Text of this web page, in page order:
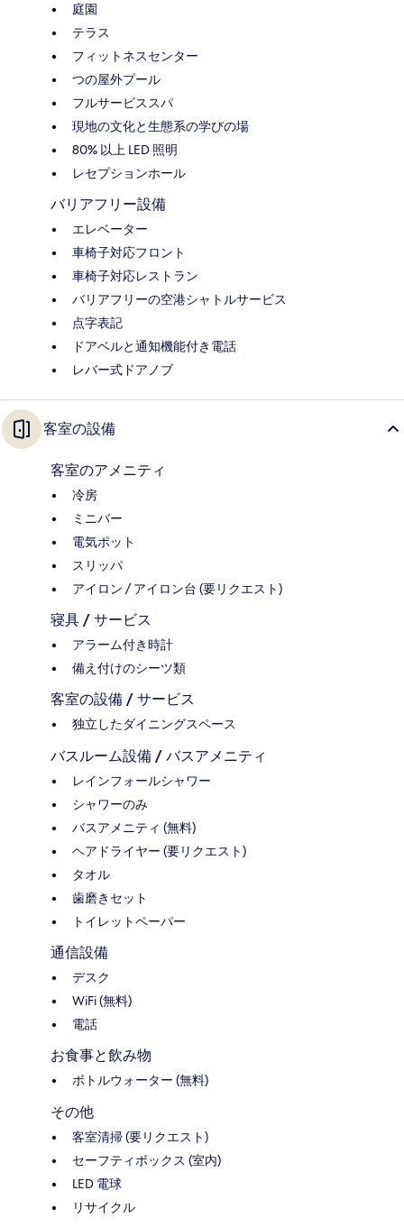
庭園
テラス
フィットネスセンター
つの屋外プール
フルサービススパ
現地の文化と生態系の学びの場
80% 以上 LED 照明
レセプションホール
バリアフリー設備
エレベーター
車椅子対応フロント
車椅子対応レストラン
バリアフリーの空港シャトルサービス
点字表記
ドアベルと通知機能付き電話
レバー式ドアノブ
客室の設備
客室のアメニティ
冷房
ミニバー
電気ポット
スリッパ
アイロン / アイロン台 (要リクエスト)
寝具 / サービス
アラーム付き時計
備え付けのシーツ類
客室の設備 / サービス
独立したダイニングスペース
バスルーム設備 / バスアメニティ
レインフォールシャワー
シャワーのみ
バスアメニティ (無料)
ヘアドライヤー (要リクエスト)
タオル
歯磨きセット
トイレットペーパー
通信設備
デスク
WiFi (無料)
電話
お食事と飲み物
ボトルウォーター (無料)
その他
客室清掃 (要リクエスト)
セーフティボックス (室内)
LED 電球
リサイクル